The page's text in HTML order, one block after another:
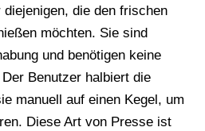
die den frischen
möchten. Sie sind
und benötigen keine
Benutzer halbiert die
manuell auf einen Kegel, um
Diese Art von Presse ist